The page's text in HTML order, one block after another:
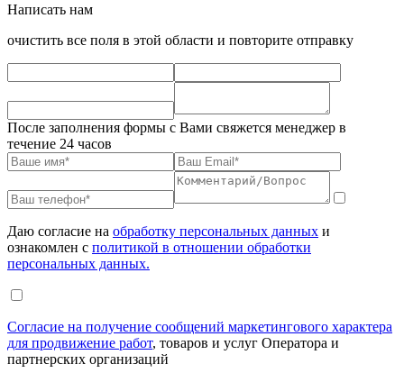
Написать нам
очистить все поля в этой области и повторите отправку
После заполнения формы с Вами свяжется менеджер в
течение 24 часов
Даю согласие на обработку персональных данных и
ознакомлен с политикой в отношении обработки
персональных данных.
Согласие на получение сообщений маркетингового характера
для продвижение работ, товаров и услуг Оператора и
партнерских организаций